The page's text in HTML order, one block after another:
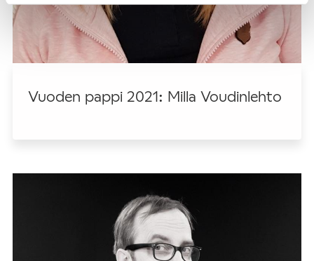
Vuoden pappi 2021: Milla Voudinlehto